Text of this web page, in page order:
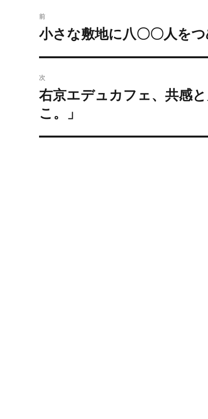
稿
ゲ
ー
前
過
の
投
稿:
小さな敷地に八〇〇人を
次
次
の
投
稿:
右京エデュカフェ、共感
こ。」